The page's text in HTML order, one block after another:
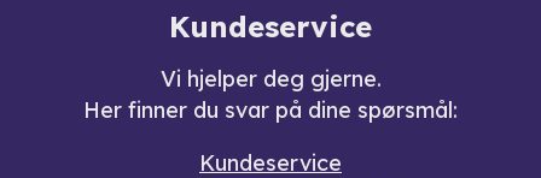
Kundeservice
Vi hjelper deg gjerne.
Her finner du svar på dine spørsmål:
Kundeservice